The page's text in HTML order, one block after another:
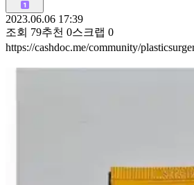
2023.06.06 17:39
조회 79추천 0스크랩 0
https://cashdoc.me/community/